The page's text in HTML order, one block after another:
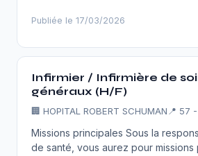
Publiée le 17/03/2026
Infirmier / Infirmière de
généraux (H/F)
🏢 HOPITAL ROBERT SCHUMAN 📍 57
Missions principales Sous la
de santé, vous aurez pour missions